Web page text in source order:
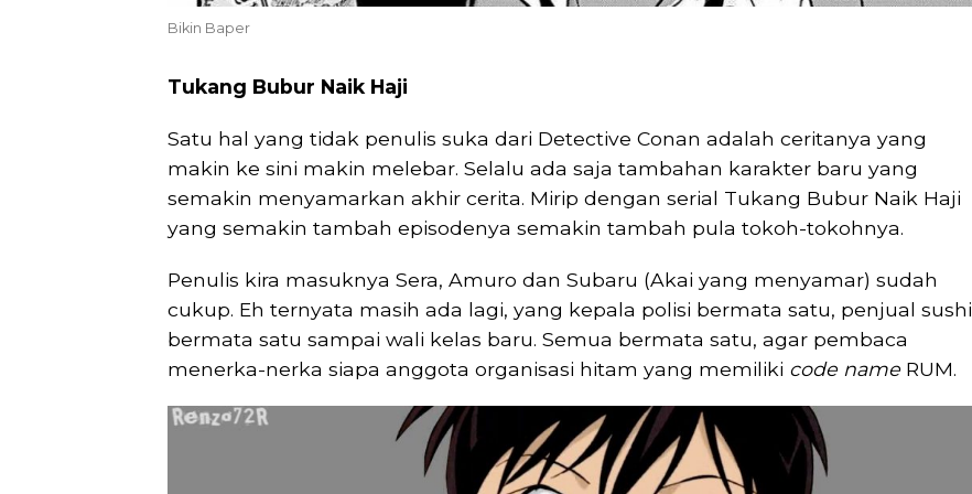
Bikin Baper
Tukang Bubur Naik Haji
Satu hal yang tidak penulis suka dari Detective Conan adalah ceritanya yang
makin ke sini makin melebar. Selalu ada saja tambahan karakter baru yang
semakin menyamarkan akhir cerita. Mirip dengan serial Tukang Bubur Naik Haji
yang semakin tambah episodenya semakin tambah pula tokoh-tokohnya.
Penulis kira masuknya Sera, Amuro dan Subaru (Akai yang menyamar) sudah
cukup. Eh ternyata masih ada lagi, yang kepala polisi bermata satu, penjual sushi
bermata satu sampai wali kelas baru. Semua bermata satu, agar pembaca
menerka-nerka siapa anggota organisasi hitam yang memiliki code name RUM.